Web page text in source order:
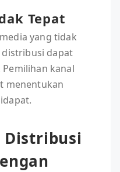
Tepat
yang tidak
dapat
kanal
menentukan
Distribusi